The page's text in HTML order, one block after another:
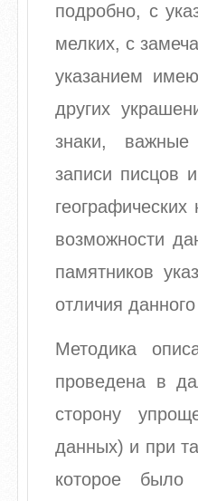
подробно, с
мелких, с
указанием
других
знаки, важные
записи писцов
возможности
памятников
отличия
Методика
проведена в
сторону
данных) и при
которое